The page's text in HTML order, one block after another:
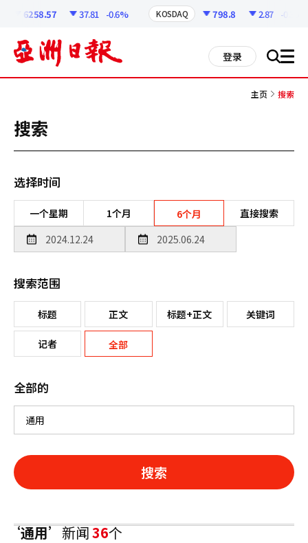
6258.57 37.81 -0.6% KOSDAQ 798.8 2.87 -0.36%
登录 搜 all
主页 搜索
搜索
选择时间
一个星期 1个月 6个月 直接搜索
搜索范围
标题 正文 标题+正文 关键词
记者 全部
全部的
搜索
‘通用’新闻36个